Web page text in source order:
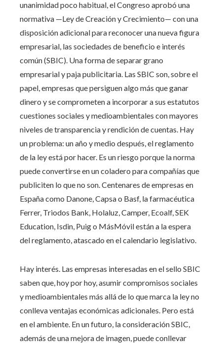
unanimidad poco habitual, el Congreso aprobó una
normativa —Ley de Creación y Crecimiento— con una
disposición adicional para reconocer una nueva figura
empresarial, las sociedades de beneficio e interés
común (SBIC). Una forma de separar grano
empresarial y paja publicitaria. Las SBIC son, sobre el
papel, empresas que persiguen algo más que ganar
dinero y se comprometen a incorporar a sus estatutos
cuestiones sociales y medioambientales con mayores
niveles de transparencia y rendición de cuentas. Hay
un problema: un año y medio después, el reglamento
de la ley está por hacer. Es un riesgo porque la norma
puede convertirse en un coladero para compañías que
publiciten lo que no son. Centenares de empresas en
España como Danone, Capsa o Basf, la farmacéutica
Ferrer, Triodos Bank, Holaluz, Camper, Ecoalf, SEK
Education, Isdin, Puig o MásMóvil están a la espera
del reglamento, atascado en el calendario legislativo.
Hay interés. Las empresas interesadas en el sello SBIC
saben que, hoy por hoy, asumir compromisos sociales
y medioambientales más allá de lo que marca la ley no
conlleva ventajas económicas adicionales. Pero está
en el ambiente. En un futuro, la consideración SBIC,
además de una mejora de imagen, puede conllevar